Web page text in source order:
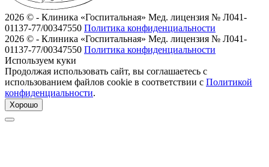
2026 © - Клиника «Госпитальная» Мед. лицензия № Л041-
01137-77/00347550 Политика конфиденциальности
2026 © - Клиника «Госпитальная» Мед. лицензия № Л041-
01137-77/00347550 Политика конфиденциальности
Используем куки
Продолжая использовать сайт, вы соглашаетесь с
использованием файлов cookie в соответствии с Политикой
конфиденциальности.
Хорошо